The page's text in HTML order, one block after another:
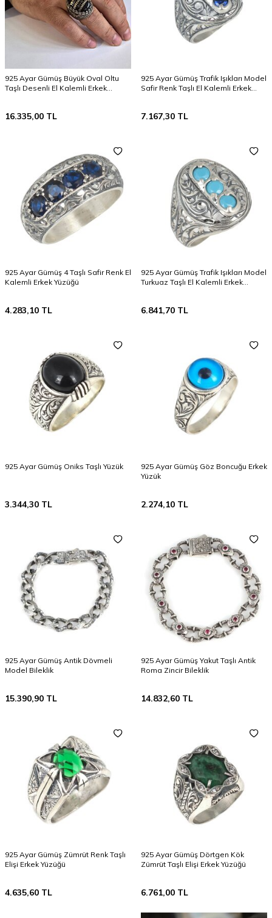
925 Ayar Gümüş Büyük Oval Oltu
Taşlı Desenli El Kalemli Erkek
16.335,00 TL
925 Ayar Gümüş Trafik Işıkları Model
Safir Renk Taşlı El Kalemli Erkek
7.167,30 TL
925 Ayar Gümüş 4 Taşlı Safir Renk El
Kalemli Erkek Yüzüğü
4.283,10 TL
925 Ayar Gümüş Trafik Işıkları Model
Turkuaz Taşlı El Kalemli Erkek
6.841,70 TL
925 Ayar Gümüş Oniks Taşlı Yüzük
3.344,30 TL
925 Ayar Gümüş Göz Boncuğu Erkek
Yüzük
2.274,10 TL
925 Ayar Gümüş Antik Dövmeli
Model Bileklik
15.390,90 TL
925 Ayar Gümüş Yakut Taşlı Antik
Roma Zincir Bileklik
14.832,60 TL
925 Ayar Gümüş Zümrüt Renk Taşlı
Elişi Erkek Yüzüğü
4.635,60 TL
925 Ayar Gümüş Dörtgen Kök
Zümrüt Taşlı Elişi Erkek Yüzüğü
6.761,00 TL